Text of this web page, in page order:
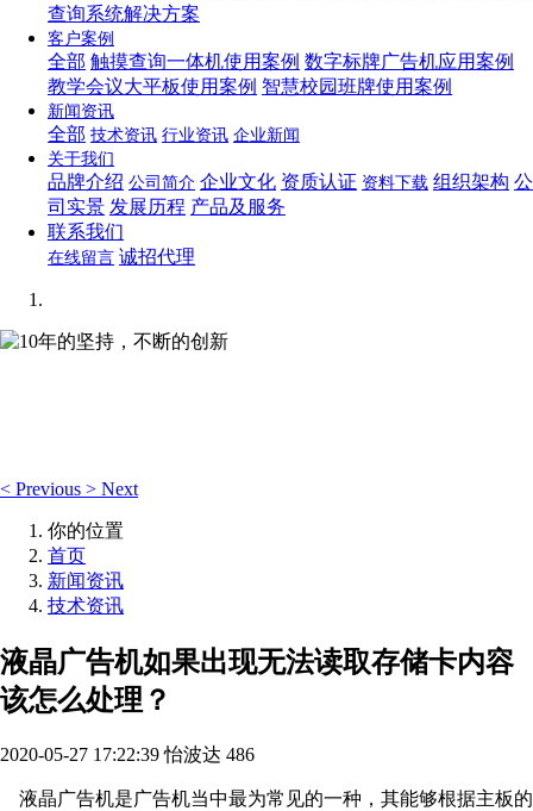
查询系统解决方案
客户案例
全部 触摸查询一体机使用案例 数字标牌广告机应用案例
教学会议大平板使用案例 智慧校园班牌使用案例
新闻资讯
全部 技术资讯 行业资讯 企业新闻
关于我们
品牌介绍 公司简介 企业文化 资质认证 资料下载 组织架构 公
司实景 发展历程 产品及服务
联系我们
在线留言 诚招代理
< Previous > Next
你的位置
首页
新闻资讯
技术资讯
液晶广告机如果出现无法读取存储卡内容
该怎么处理？
2020-05-27 17:22:39 怡波达 486
液晶广告机是广告机当中最为常见的一种，其能够根据主板的